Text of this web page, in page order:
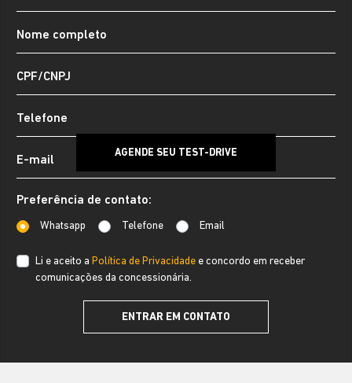
Preferência de contato:
Whatsapp Telefone Email
Li e aceito a Política de Privacidade e concordo em receber
comunicações da concessionária.
ENTRAR EM CONTATO
AGENDE SEU TEST-DRIVE